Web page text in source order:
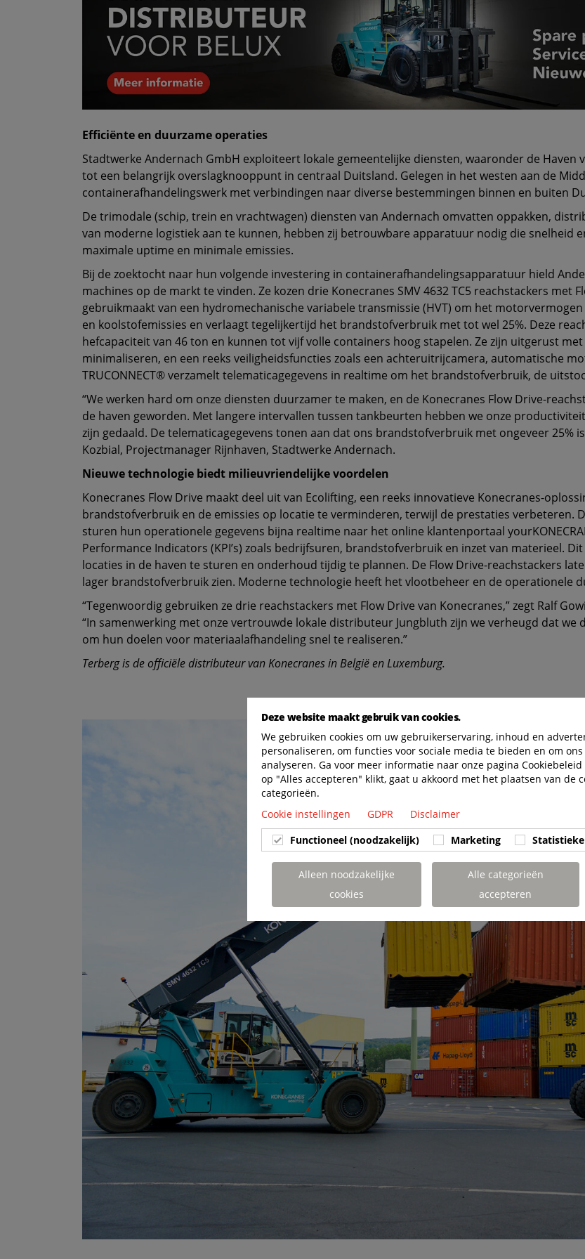
Efficiënte en duurzame operaties
Stadtwerke Andernach GmbH exploiteert lokale gemeentelijke diensten, waaronder de
tot een belangrijk overslagknooppunt in centraal Duitsland. Gelegen in het westen aan de
containerafhandelingswerk met verbindingen naar diverse bestemmingen binnen en buiten
De trimodale (schip, trein en vrachtwagen) diensten van Andernach omvatten oppakken,
van moderne logistiek aan te kunnen, hebben zij betrouwbare apparatuur nodig die snelheid
maximale uptime en minimale emissies.
Bij de zoektocht naar hun volgende investering in containerafhandelingsapparatuur hield
machines op de markt te vinden. Ze kozen drie Konecranes SMV 4632 TC5 reachstackers met
gebruikmaakt van een hydromechanische variabele transmissie (HVT) om het
en koolstofemissies en verlaagt tegelijkertijd het brandstofverbruik met tot wel 25%. Deze
hefcapaciteit van 46 ton en kunnen tot vijf volle containers hoog stapelen. Ze zijn uitgerust
minimaliseren, en een reeks veiligheidsfuncties zoals een achteruitrijcamera, automatische
TRUCONNECT® verzamelt telematicagegevens in realtime om het brandstofverbruik, de
“We werken hard om onze diensten duurzamer te maken, en de Konecranes Flow Drive-
de haven geworden. Met langere intervallen tussen tankbeurten hebben we onze
zijn gedaald. De telematicagegevens tonen aan dat ons brandstofverbruik met ongeveer 25%
Kozbial, Projectmanager Rijnhaven, Stadtwerke Andernach.
Nieuwe technologie biedt milieuvriendelijke voordelen
Konecranes Flow Drive maakt deel uit van Ecolifting, een reeks innovatieve Konecranes-
brandstofverbruik en de emissies op locatie te verminderen, terwijl de prestaties verbeteren.
sturen hun operationele gegevens bijna realtime naar het online klantenportaal
Performance Indicators (KPI’s) zoals bedrijfsuren, brandstofverbruik en inzet van materieel.
locaties in de haven te sturen en onderhoud tijdig te plannen. De Flow Drive-reachstackers
lager brandstofverbruik zien. Moderne technologie heeft het vlootbeheer en de operationele
“Tegenwoordig gebruiken ze drie reachstackers met Flow Drive van Konecranes,” zegt Ralf
“In samenwerking met onze vertrouwde lokale distributeur Jungbluth zijn we verheugd dat
om hun doelen voor materiaalafhandeling snel te realiseren.”
Terberg is de officiële distributeur van Konecranes in België en Luxemburg.
Deze website maakt gebruik van cookies.
We gebruiken cookies om uw gebruikerservaring, inhoud en
personaliseren, om functies voor sociale media te bieden en om
analyseren. Ga voor meer informatie naar onze pagina
op "Alles accepteren" klikt, gaat u akkoord met het plaatsen van de
categorieën.
Cookie instellingen
GDPR
Disclaimer
Functioneel (noodzakelijk)
Marketing
Alleen noodzakelijke
cookies
Alle categorieën
accepteren